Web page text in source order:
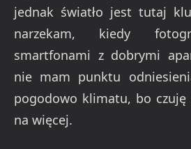
jednak światło jest tutaj
narzekam, kiedy
smartfonami z dobrymi
nie mam punktu
pogodowo klimatu, bo czuję
na więcej.